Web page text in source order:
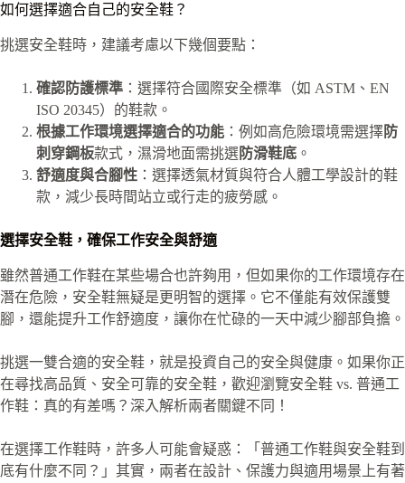
如何選擇適合自己的安全鞋？
挑選安全鞋時，建議考慮以下幾個要點：
確認防護標準 ：選擇符合國際安全標準（如 ASTM、EN
ISO 20345）的鞋款。
根據工作環境選擇適合的功能 ：例如高危險環境需選擇防
刺穿鋼板款式，濕滑地面需挑選防滑鞋底 。
舒適度與合腳性 ：選擇透氣材質與符合人體工學設計的鞋
款，減少長時間站立或行走的疲勞感。
選擇安全鞋，確保工作安全與舒適
雖然普通工作鞋在某些場合也許夠用，但如果你的工作環境存在
潛在危險，安全鞋無疑是更明智的選擇。它不僅能有效保護雙
腳，還能提升工作舒適度，讓你在忙碌的一天中減少腳部負擔。
挑選一雙合適的安全鞋，就是投資自己的安全與健康。如果你正
在尋找高品質、安全可靠的安全鞋，歡迎瀏覽安全鞋 vs. 普通工
作鞋：真的有差嗎？深入解析兩者關鍵不同！
在選擇工作鞋時，許多人可能會疑惑：「普通工作鞋與安全鞋到
底有什麼不同？」其實，兩者在設計、保護力與適用場景上有著